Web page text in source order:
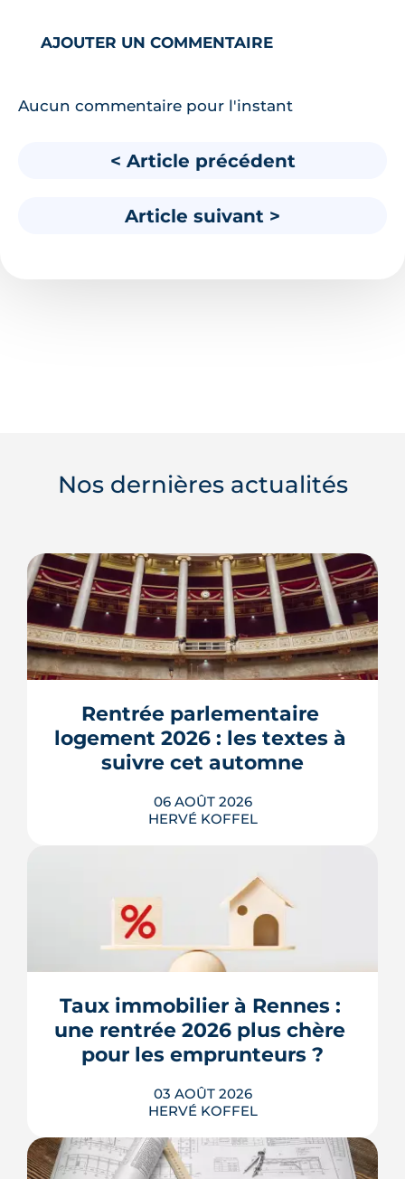
AJOUTER UN COMMENTAIRE
Aucun commentaire pour l'instant
< Article précédent
Article suivant >
Nos dernières actualités
Rentrée parlementaire
logement 2026 : les textes à
suivre cet automne
06 AOÛT 2026
HERVÉ KOFFEL
Après un printemps d'annonces,
l'automne 2026 sera l'heure de vérité
pour le logement. Trois dossiers
parlementaires, du projet de loi
qui devient vraiment applicable pour
les propriétaires, les bailleurs et les
acheteurs.
LIRE L'ARTICLE
Taux immobilier à Rennes :
une rentrée 2026 plus chère
pour les emprunteurs ?
03 AOÛT 2026
HERVÉ KOFFEL